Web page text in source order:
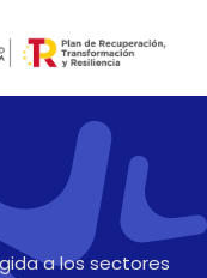
a los sectores